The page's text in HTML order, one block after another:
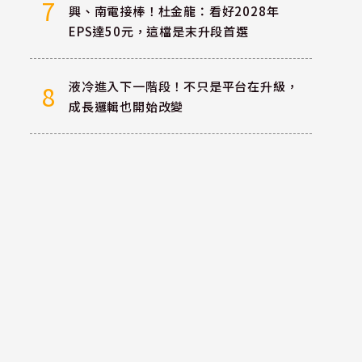
7
興、南電接棒！杜金龍：看好2028年
EPS達50元，這檔是末升段首選
8
液冷進入下一階段！不只是平台在升級，
成長邏輯也開始改變